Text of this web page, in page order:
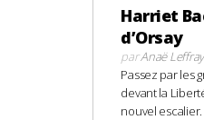
Harriet
d’Orsay
parAnaë Leffray
Passez par les
devant la
nouvel